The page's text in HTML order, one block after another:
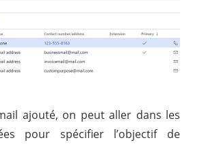
ajouté, on peut aller dans les
pour spécifier l’objectif de